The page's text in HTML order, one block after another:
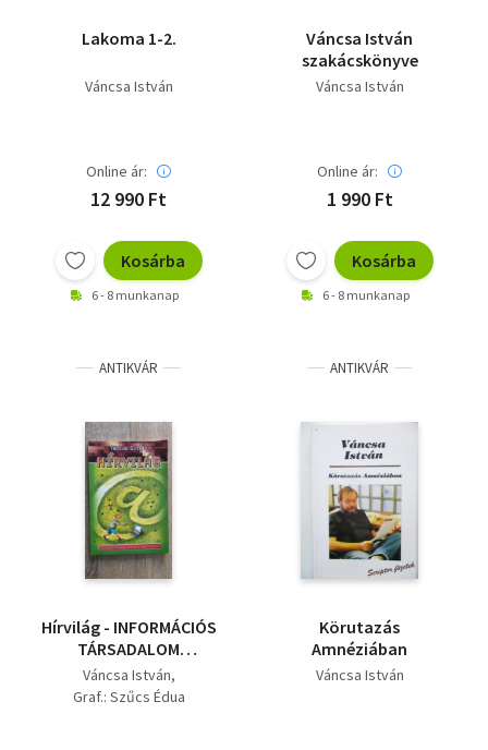
Lakoma 1-2.
Váncsa István
Online ár:
12 990 Ft
Kosárba
6 - 8 munkanap
Váncsa István
szakácskönyve
Váncsa István
Online ár:
1 990 Ft
Kosárba
6 - 8 munkanap
ANTIKVÁR
Hírvilág - INFORMÁCIÓS
TÁRSADALOM
KICSIKNEK ÉS NAGYON-
NAGYOKNAK - Váncsa
Váncsa István
Graf.: Szűcs Édua
ANTIKVÁR
Körutazás
Amnéziában
Váncsa István